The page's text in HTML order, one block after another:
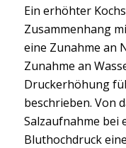
Ein erhöhter
Zusammenhang
eine Zunahme an
Zunahme an
Druckerhöhung
beschrieben. Von
Salzaufnahme bei
Bluthochdruck